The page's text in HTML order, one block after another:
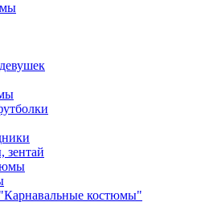
"Карнавальные костюмы"